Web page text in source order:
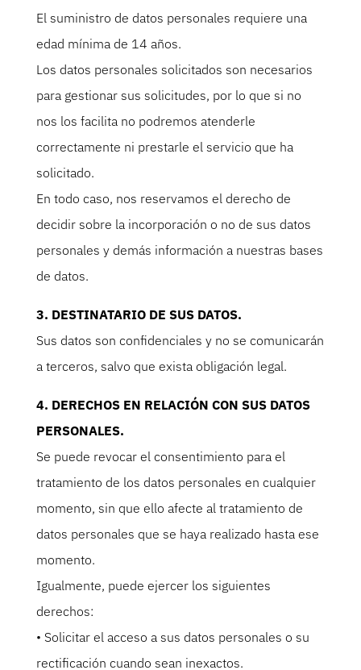
El suministro de datos personales requiere una
edad mínima de 14 años.
Los datos personales solicitados son necesarios
para gestionar sus solicitudes, por lo que si no
nos los facilita no podremos atenderle
correctamente ni prestarle el servicio que ha
solicitado.
En todo caso, nos reservamos el derecho de
decidir sobre la incorporación o no de sus datos
personales y demás información a nuestras bases
de datos.
3. DESTINATARIO DE SUS DATOS.
Sus datos son confidenciales y no se comunicarán
a terceros, salvo que exista obligación legal.
4. DERECHOS EN RELACIÓN CON SUS DATOS
PERSONALES.
Se puede revocar el consentimiento para el
tratamiento de los datos personales en cualquier
momento, sin que ello afecte al tratamiento de
datos personales que se haya realizado hasta ese
momento.
Igualmente, puede ejercer los siguientes
derechos:
• Solicitar el acceso a sus datos personales o su
rectificación cuando sean inexactos.